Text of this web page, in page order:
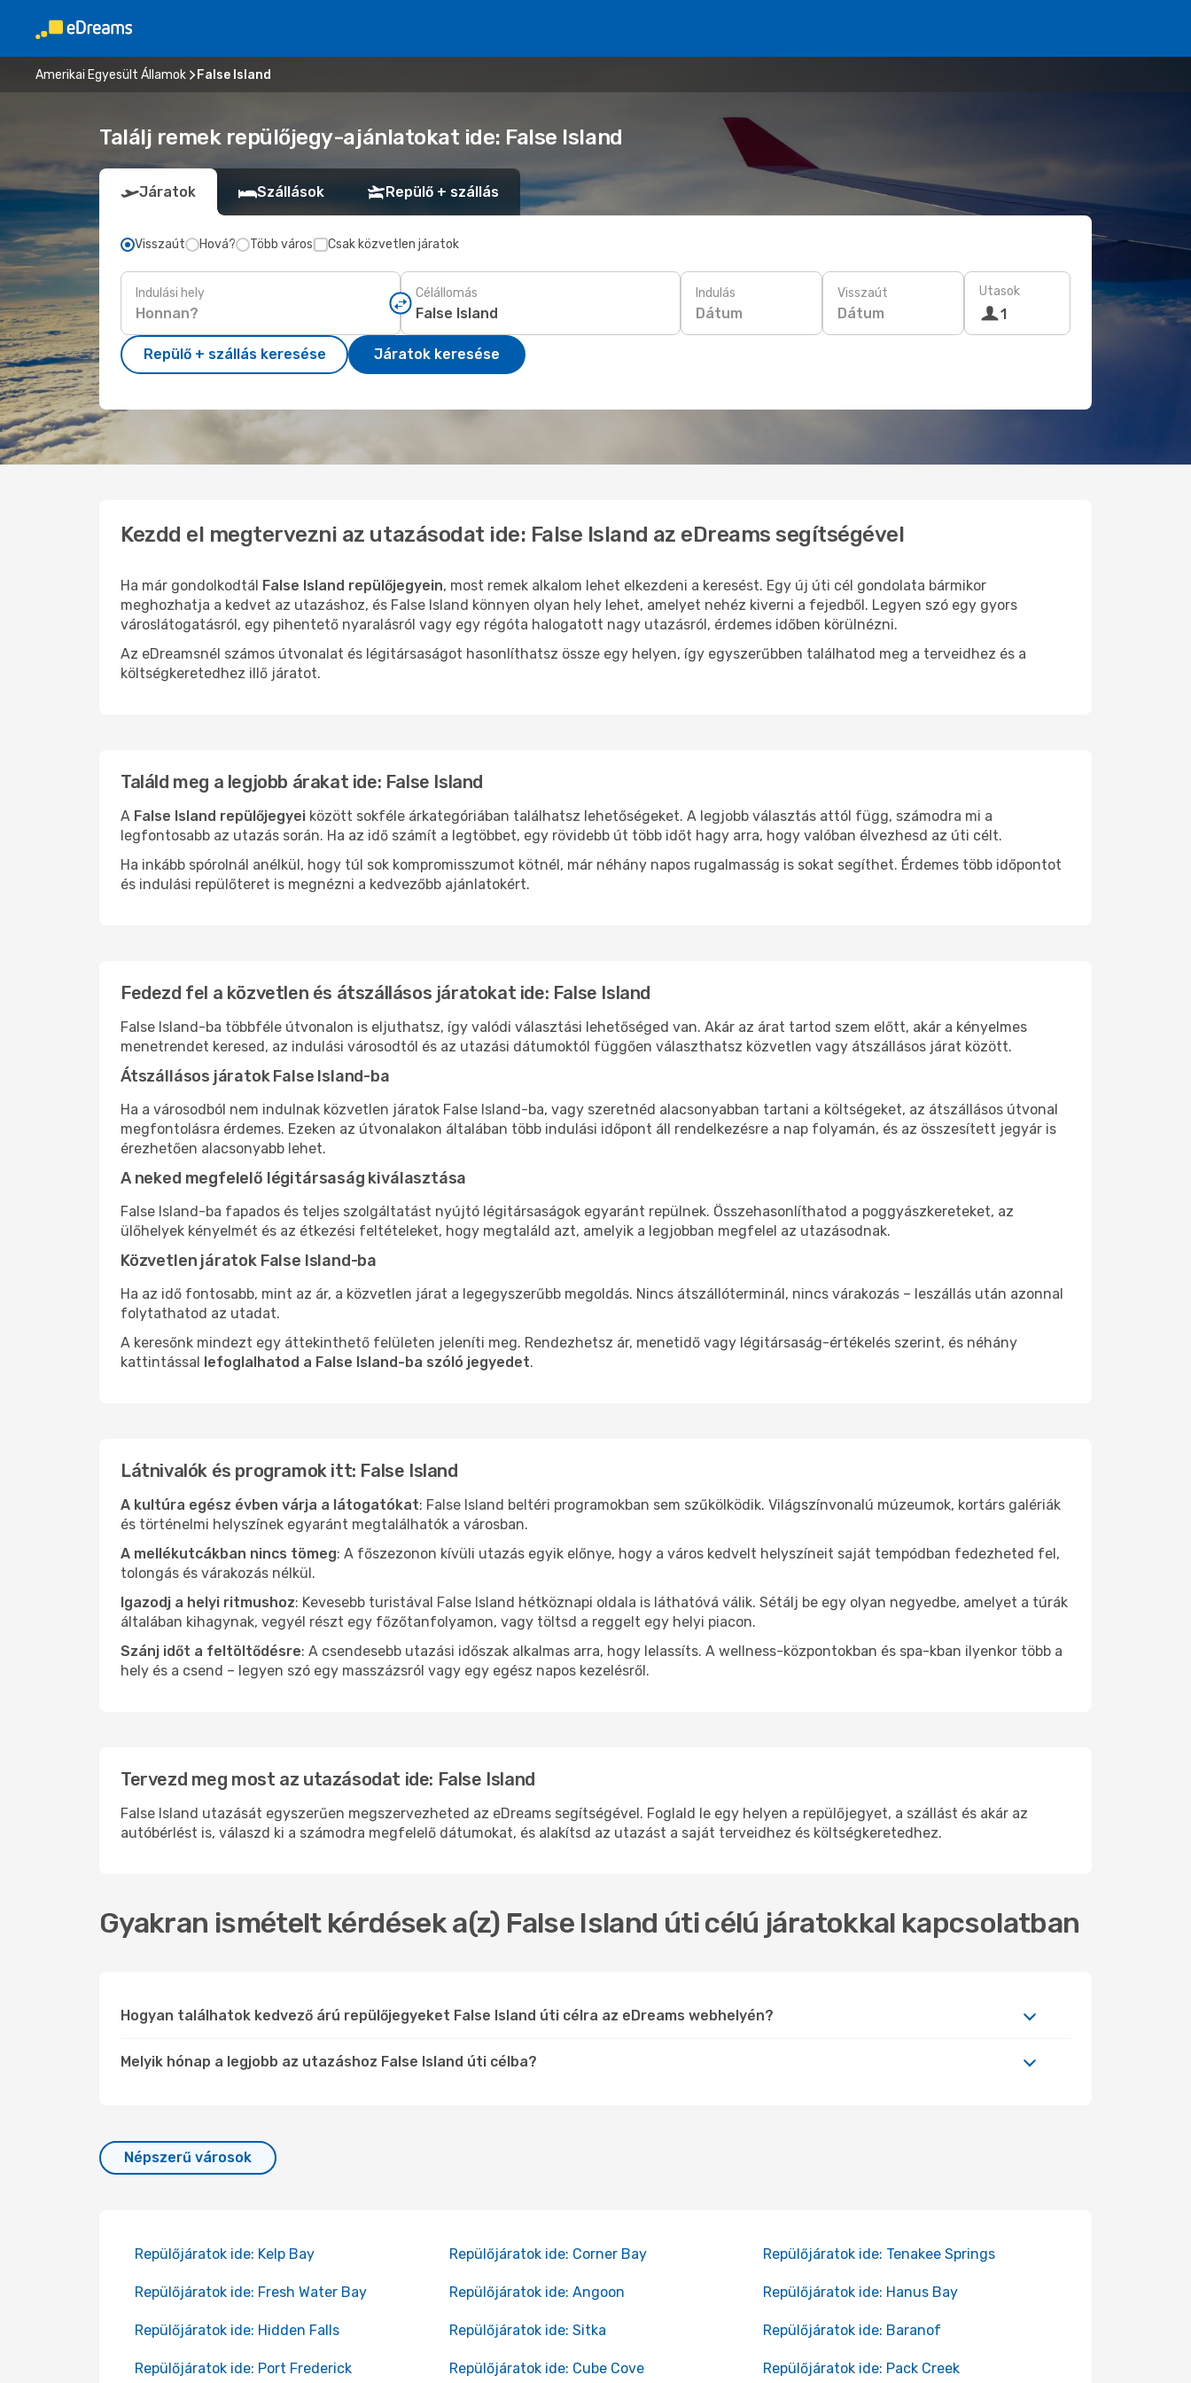
Amerikai Egyesült Államok False Island
Találj remek repülőjegy-ajánlatokat ide: False Island
Járatok Szállások Repülő + szállás
Visszaút Hová? Több város Csak közvetlen járatok
Indulási hely Célállomás Indulás
Dátum
Visszaút
Dátum
Utasok
1
Repülő + szállás keresése Járatok keresése
Kezdd el megtervezni az utazásodat ide: False Island az eDreams segítségével
Ha már gondolkodtál False Island repülőjegyein, most remek alkalom lehet elkezdeni a keresést. Egy új úti cél gondolata bármikor
meghozhatja a kedvet az utazáshoz, és False Island könnyen olyan hely lehet, amelyet nehéz kiverni a fejedből. Legyen szó egy gyors
városlátogatásról, egy pihentető nyaralásról vagy egy régóta halogatott nagy utazásról, érdemes időben körülnézni.
Az eDreamsnél számos útvonalat és légitársaságot hasonlíthatsz össze egy helyen, így egyszerűbben találhatod meg a terveidhez és a
költségkeretedhez illő járatot.
Találd meg a legjobb árakat ide: False Island
A False Island repülőjegyei között sokféle árkategóriában találhatsz lehetőségeket. A legjobb választás attól függ, számodra mi a
legfontosabb az utazás során. Ha az idő számít a legtöbbet, egy rövidebb út több időt hagy arra, hogy valóban élvezhesd az úti célt.
Ha inkább spórolnál anélkül, hogy túl sok kompromisszumot kötnél, már néhány napos rugalmasság is sokat segíthet. Érdemes több időpontot
és indulási repülőteret is megnézni a kedvezőbb ajánlatokért.
Fedezd fel a közvetlen és átszállásos járatokat ide: False Island
False Island-ba többféle útvonalon is eljuthatsz, így valódi választási lehetőséged van. Akár az árat tartod szem előtt, akár a kényelmes
menetrendet keresed, az indulási városodtól és az utazási dátumoktól függően választhatsz közvetlen vagy átszállásos járat között.
Átszállásos járatok False Island-ba
Ha a városodból nem indulnak közvetlen járatok False Island-ba, vagy szeretnéd alacsonyabban tartani a költségeket, az átszállásos útvonal
megfontolásra érdemes. Ezeken az útvonalakon általában több indulási időpont áll rendelkezésre a nap folyamán, és az összesített jegyár is
érezhetően alacsonyabb lehet.
A neked megfelelő légitársaság kiválasztása
False Island-ba fapados és teljes szolgáltatást nyújtó légitársaságok egyaránt repülnek. Összehasonlíthatod a poggyászkereteket, az
ülőhelyek kényelmét és az étkezési feltételeket, hogy megtaláld azt, amelyik a legjobban megfelel az utazásodnak.
Közvetlen járatok False Island-ba
Ha az idő fontosabb, mint az ár, a közvetlen járat a legegyszerűbb megoldás. Nincs átszállóterminál, nincs várakozás – leszállás után azonnal
folytathatod az utadat.
A keresőnk mindezt egy áttekinthető felületen jeleníti meg. Rendezhetsz ár, menetidő vagy légitársaság-értékelés szerint, és néhány
kattintással lefoglalhatod a False Island-ba szóló jegyedet.
Látnivalók és programok itt: False Island
A kultúra egész évben várja a látogatókat: False Island beltéri programokban sem szűkölködik. Világszínvonalú múzeumok, kortárs galériák
és történelmi helyszínek egyaránt megtalálhatók a városban.
A mellékutcákban nincs tömeg: A főszezonon kívüli utazás egyik előnye, hogy a város kedvelt helyszíneit saját tempódban fedezheted fel,
tolongás és várakozás nélkül.
Igazodj a helyi ritmushoz: Kevesebb turistával False Island hétköznapi oldala is láthatóvá válik. Sétálj be egy olyan negyedbe, amelyet a túrák
általában kihagynak, vegyél részt egy főzőtanfolyamon, vagy töltsd a reggelt egy helyi piacon.
Szánj időt a feltöltődésre: A csendesebb utazási időszak alkalmas arra, hogy lelassíts. A wellness-központokban és spa-kban ilyenkor több a
hely és a csend – legyen szó egy masszázsról vagy egy egész napos kezelésről.
Tervezd meg most az utazásodat ide: False Island
False Island utazását egyszerűen megszervezheted az eDreams segítségével. Foglald le egy helyen a repülőjegyet, a szállást és akár az
autóbérlést is, válaszd ki a számodra megfelelő dátumokat, és alakítsd az utazást a saját terveidhez és költségkeretedhez.
Gyakran ismételt kérdések a(z) False Island úti célú járatokkal kapcsolatban
Hogyan találhatok kedvező árú repülőjegyeket False Island úti célra az eDreams webhelyén?
Melyik hónap a legjobb az utazáshoz False Island úti célba?
Népszerű városok
Repülőjáratok ide: Kelp Bay Repülőjáratok ide: Corner Bay Repülőjáratok ide: Tenakee Springs
Repülőjáratok ide: Fresh Water Bay Repülőjáratok ide: Angoon Repülőjáratok ide: Hanus Bay
Repülőjáratok ide: Hidden Falls Repülőjáratok ide: Sitka Repülőjáratok ide: Baranof
Repülőjáratok ide: Port Frederick Repülőjáratok ide: Cube Cove Repülőjáratok ide: Pack Creek